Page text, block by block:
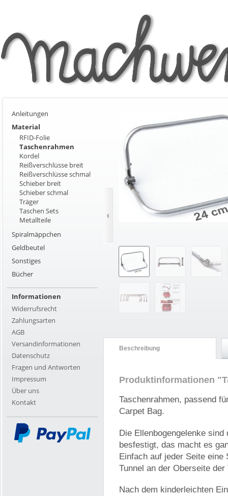
Anleitungen
Material
RFID-Folie
Taschenrahmen
Kordel
Reißverschlüsse breit
Reißverschlüsse schmal
Schieber breit
Schieber schmal
Träger
Taschen Sets
Metallteile
Spiralmäppchen
Geldbeutel
Sonstiges
Bücher
Informationen
Widerrufsrecht
Zahlungsarten
AGB
Versandinformationen
Datenschutz
Fragen und Antworten
Impressum
Über uns
Kontakt
Beschreibung
Produktinformationen
Taschenrahmen, passend
Carpet Bag.
Die Ellenbogengelenke
besfestigt, das macht es
Einfach auf jeder Seite eine
Tunnel an der Oberseite
Nach dem kinderleichten